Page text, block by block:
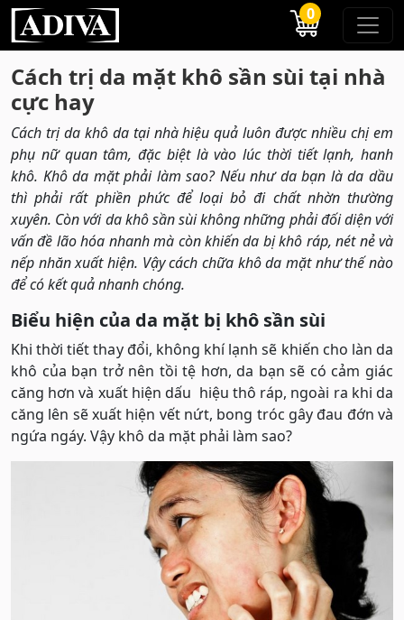
0
Cách trị da mặt khô sần sùi tại nhà
cực hay
Cách trị da khô da tại nhà hiệu quả luôn được nhiều chị em
phụ nữ quan tâm, đặc biệt là vào lúc thời tiết lạnh, hanh
khô. Khô da mặt phải làm sao? Nếu như da bạn là da dầu
thì phải rất phiền phức để loại bỏ đi chất nhờn thường
xuyên. Còn với da khô sần sùi không những phải đối diện với
vấn đề lão hóa nhanh mà còn khiến da bị khô ráp, nét nẻ và
nếp nhăn xuất hiện. Vậy cách chữa khô da mặt như thế nào
để có kết quả nhanh chóng.
Biểu hiện của da mặt bị khô sần sùi
Khi thời tiết thay đổi, không khí lạnh sẽ khiến cho làn da
khô của bạn trở nên tồi tệ hơn, da bạn sẽ có cảm giác
căng hơn và xuất hiện dấu hiệu thô ráp, ngoài ra khi da
căng lên sẽ xuất hiện vết nứt, bong tróc gây đau đớn và
ngứa ngáy. Vậy khô da mặt phải làm sao?